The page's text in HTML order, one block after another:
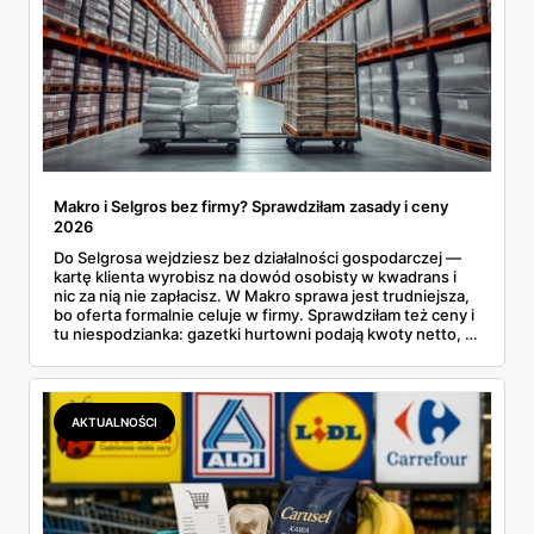
Makro i Selgros bez firmy? Sprawdziłam zasady i ceny
2026
Do Selgrosa wejdziesz bez działalności gospodarczej —
kartę klienta wyrobisz na dowód osobisty w kwadrans i
nic za nią nie zapłacisz. W Makro sprawa jest trudniejsza,
bo oferta formalnie celuje w firmy. Sprawdziłam też ceny i
tu niespodzianka: gazetki hurtowni podają kwoty netto, a
zawsze wygrywa — ta sama kawa ziarnista kosztuje w
Makro ponad dwa razy więcej niż w weekendowej
promocji dyskontu.
AKTUALNOŚCI